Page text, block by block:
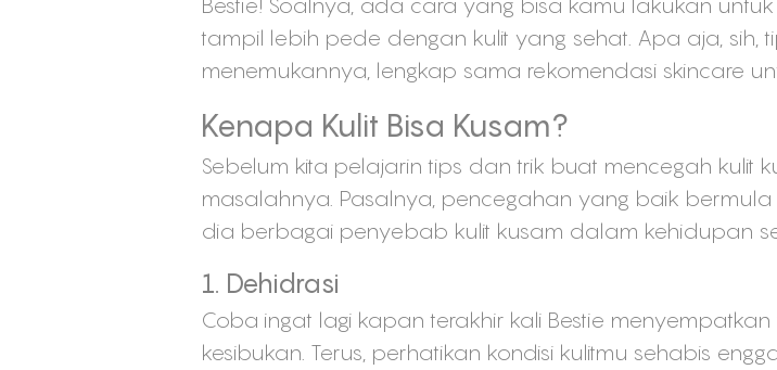
tampil lebih pede dengan kulit yang sehat. Apa aja, sih,
menemukannya, lengkap sama rekomendasi skincare
Kenapa Kulit Bisa Kusam?
Sebelum kita pelajarin tips dan trik buat mencegah kulit
masalahnya. Pasalnya, pencegahan yang baik
dia berbagai penyebab kulit kusam dalam kehidupan
1. Dehidrasi
Coba ingat lagi kapan terakhir kali Bestie
kesibukan. Terus, perhatikan kondisi kulitmu sehabis